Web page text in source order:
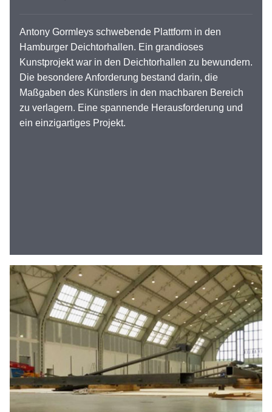
Antony Gormleys schwebende Plattform in den
Hamburger Deichtorhallen. Ein grandioses
Kunstprojekt war in den Deichtorhallen zu bewundern.
Die besondere Anforderung bestand darin, die
Maßgaben des Künstlers in den machbaren Bereich
zu verlagern. Eine spannende Herausforderung und
ein einzigartiges Projekt.